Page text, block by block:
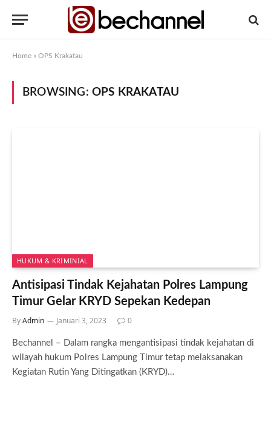
Home » OPS Krakatau
BROWSING: OPS KRAKATAU
HUKUM & KRIMINIAL
Antisipasi Tindak Kejahatan Polres Lampung
Timur Gelar KRYD Sepekan Kedepan
ByAdmin Januari 3, 2023 0
Bechannel – Dalam rangka mengantisipasi tindak kejahatan di
wilayah hukum Polres Lampung Timur tetap melaksanakan
Kegiatan Rutin Yang Ditingatkan (KRYD)…